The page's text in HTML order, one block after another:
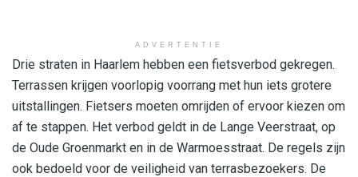
ADVERTENTIE
Drie straten in Haarlem hebben een fietsverbod gekregen.
Terrassen krijgen voorlopig voorrang met hun iets grotere
uitstallingen. Fietsers moeten omrijden of ervoor kiezen om
af te stappen. Het verbod geldt in de Lange Veerstraat, op
de Oude Groenmarkt en in de Warmoesstraat. De regels zijn
ook bedoeld voor de veiligheid van terrasbezoekers. De